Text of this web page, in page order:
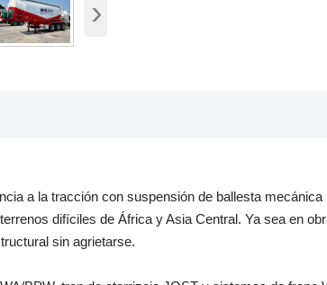
›
a la tracción con suspensión de ballesta mecánica
difíciles de África y Asia Central. Ya sea en
sin agrietarse.